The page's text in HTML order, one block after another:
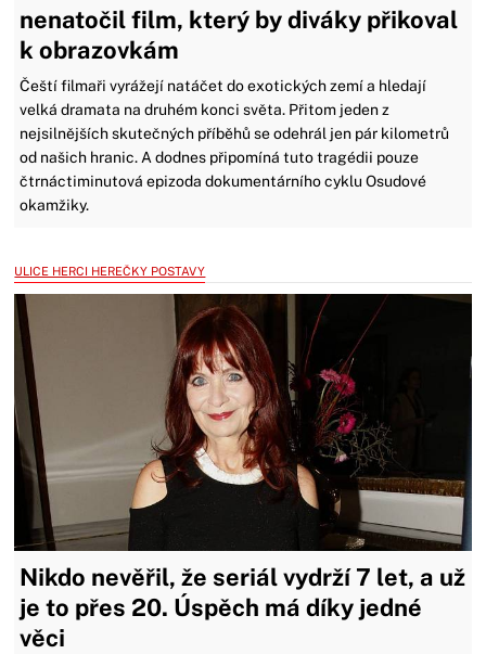
nenatočil film, který by diváky přikoval
k obrazovkám
Čeští filmaři vyrážejí natáčet do exotických zemí a hledají
velká dramata na druhém konci světa. Přitom jeden z
nejsilnějších skutečných příběhů se odehrál jen pár kilometrů
od našich hranic. A dodnes připomíná tuto tragédii pouze
čtrnáctiminutová epizoda dokumentárního cyklu Osudové
okamžiky.
ULICE HERCI HEREČKY POSTAVY
Nikdo nevěřil, že seriál vydrží 7 let, a už
je to přes 20. Úspěch má díky jedné
věci